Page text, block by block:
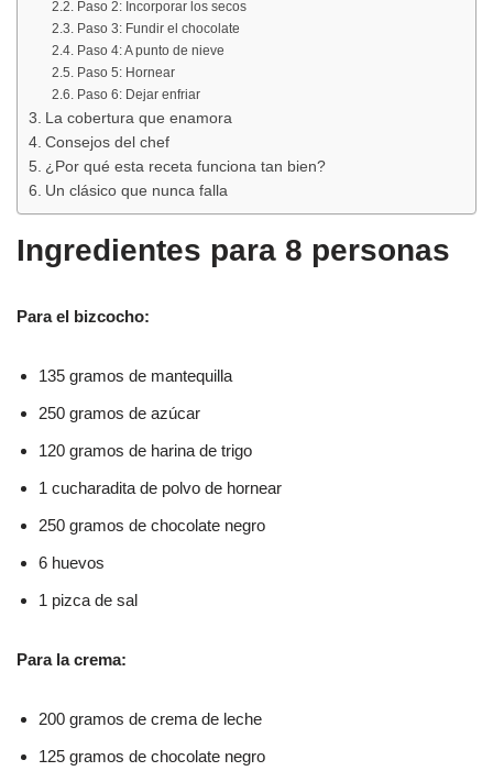
Paso 2: Incorporar los secos
Paso 3: Fundir el chocolate
Paso 4: A punto de nieve
Paso 5: Hornear
Paso 6: Dejar enfriar
La cobertura que enamora
Consejos del chef
¿Por qué esta receta funciona tan bien?
Un clásico que nunca falla
Ingredientes para 8 personas
Para el bizcocho:
135 gramos de mantequilla
250 gramos de azúcar
120 gramos de harina de trigo
1 cucharadita de polvo de hornear
250 gramos de chocolate negro
6 huevos
1 pizca de sal
Para la crema:
200 gramos de crema de leche
125 gramos de chocolate negro